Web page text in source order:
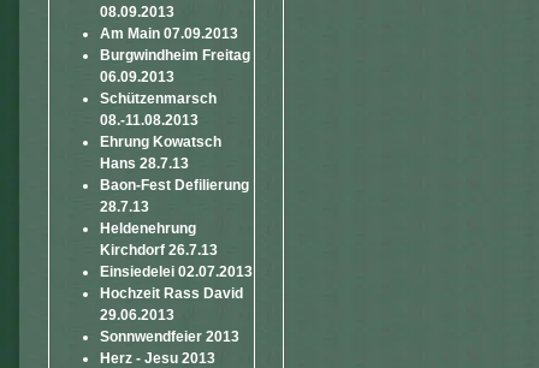
08.09.2013
Am Main 07.09.2013
Burgwindheim Freitag
06.09.2013
Schützenmarsch
08.-11.08.2013
Ehrung Kowatsch
Hans 28.7.13
Baon-Fest Defilierung
28.7.13
Heldenehrung
Kirchdorf 26.7.13
Einsiedelei 02.07.2013
Hochzeit Rass David
29.06.2013
Sonnwendfeier 2013
Herz - Jesu 2013